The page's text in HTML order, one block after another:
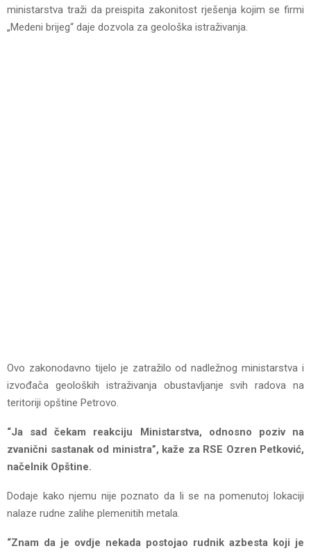
ministarstva traži da preispita zakonitost rješenja kojim se firmi
„Medeni brijeg“ daje dozvola za geološka istraživanja.
Ovo zakonodavno tijelo je zatražilo od nadležnog ministarstva i
izvođača geoloških istraživanja obustavljanje svih radova na
teritoriji opštine Petrovo.
“Ja sad čekam reakciju Ministarstva, odnosno poziv na
zvanični sastanak od ministra”, kaže za RSE Ozren Petković,
načelnik Opštine.
Dodaje kako njemu nije poznato da li se na pomenutoj lokaciji
nalaze rudne zalihe plemenitih metala.
“Znam da je ovdje nekada postojao rudnik azbesta koji je